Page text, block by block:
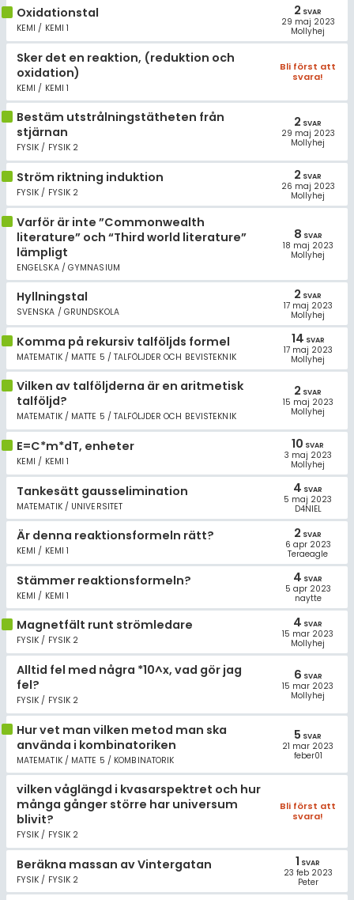
Oxidationstal
KEMI / KEMI 1
2 SVAR
29 maj 2023
Mollyhej
Sker det en reaktion, (reduktion och
oxidation)
KEMI / KEMI 1
Bli först att
svara!
Bestäm utstrålningstätheten från
stjärnan
FYSIK / FYSIK 2
2 SVAR
29 maj 2023
Mollyhej
Ström riktning induktion
FYSIK / FYSIK 2
2 SVAR
26 maj 2023
Mollyhej
Varför är inte ”Commonwealth
literature” och “Third world literature”
lämpligt
ENGELSKA / GYMNASIUM
8 SVAR
18 maj 2023
Mollyhej
Hyllningstal
SVENSKA / GRUNDSKOLA
2 SVAR
17 maj 2023
Mollyhej
Komma på rekursiv talföljds formel
MATEMATIK / MATTE 5 / TALFÖLJDER OCH BEVISTEKNIK
14 SVAR
17 maj 2023
Mollyhej
Vilken av talföljderna är en aritmetisk
talföljd?
MATEMATIK / MATTE 5 / TALFÖLJDER OCH BEVISTEKNIK
2 SVAR
15 maj 2023
Mollyhej
E=C*m*dT, enheter
KEMI / KEMI 1
10 SVAR
3 maj 2023
Mollyhej
Tankesätt gausselimination
MATEMATIK / UNIVERSITET
4 SVAR
5 maj 2023
D4NIEL
Är denna reaktionsformeln rätt?
KEMI / KEMI 1
2 SVAR
6 apr 2023
Teraeagle
Stämmer reaktionsformeln?
KEMI / KEMI 1
4 SVAR
5 apr 2023
naytte
Magnetfält runt strömledare
FYSIK / FYSIK 2
4 SVAR
15 mar 2023
Mollyhej
Alltid fel med några *10^x, vad gör jag
fel?
FYSIK / FYSIK 2
6 SVAR
15 mar 2023
Mollyhej
Hur vet man vilken metod man ska
använda i kombinatoriken
MATEMATIK / MATTE 5 / KOMBINATORIK
5 SVAR
21 mar 2023
feber01
vilken våglängd i kvasarspektret och hur
många gånger större har universum
blivit?
FYSIK / FYSIK 2
Bli först att
svara!
Beräkna massan av Vintergatan
FYSIK / FYSIK 2
1 SVAR
23 feb 2023
Peter